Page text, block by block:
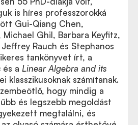
is híres professzorokká
Gui-Qiang Chen,
Ghil, Barbara Keyfitz,
Rauch és Stephanos
tankönyvet írt, a
és a Linear Algebra and its
klasszikusoknak számítanak.
hogy mindig a
és legszebb megoldást
megtalálni, és